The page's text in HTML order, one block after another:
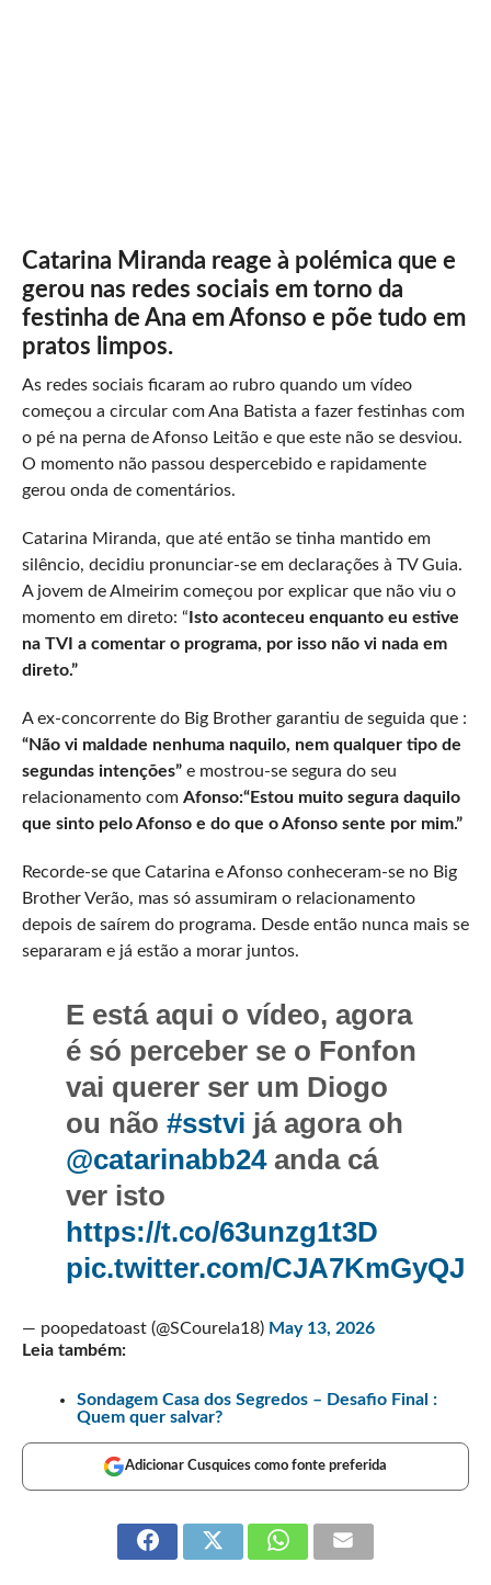
Catarina Miranda reage à polémica que e
gerou nas redes sociais em torno da
festinha de Ana em Afonso e põe tudo em
pratos limpos.
As redes sociais ficaram ao rubro quando um vídeo
começou a circular com Ana Batista a fazer festinhas com
o pé na perna de Afonso Leitão e que este não se desviou.
O momento não passou despercebido e rapidamente
gerou onda de comentários.
Catarina Miranda, que até então se tinha mantido em
silêncio, decidiu pronunciar-se em declarações à TV Guia.
A jovem de Almeirim começou por explicar que não viu o
momento em direto: “ Isto aconteceu enquanto eu estive
na TVI a comentar o programa, por isso não vi nada em
direto.”
A ex-concorrente do Big Brother garantiu de seguida que :
“Não vi maldade nenhuma naquilo, nem qualquer tipo de
segundas intenções” e mostrou-se segura do seu
relacionamento com Afonso:“Estou muito segura daquilo
que sinto pelo Afonso e do que o Afonso sente por mim.”
Recorde-se que Catarina e Afonso conheceram-se no Big
Brother Verão, mas só assumiram o relacionamento
depois de saírem do programa. Desde então nunca mais se
separaram e já estão a morar juntos.
E está aqui o vídeo, agora
é só perceber se o Fonfon
vai querer ser um Diogo
ou não#sstvi já agora oh
@catarinabb24anda cá
ver isto
https://t.co/63unzg1t3D
pic.twitter.com/CJA7KmGyQJ
— poopedatoast (@SCourela18) May 13, 2026
Leia também:
Sondagem Casa dos Segredos – Desafio Final :
Quem quer salvar?
Adicionar Cusquices como fonte preferida